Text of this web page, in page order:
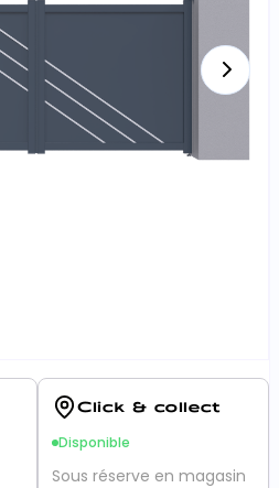
Click & collect
Disponible
Sous réserve en magasin